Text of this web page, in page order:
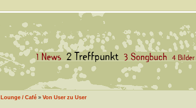
Lounge / Café» Von User zu User